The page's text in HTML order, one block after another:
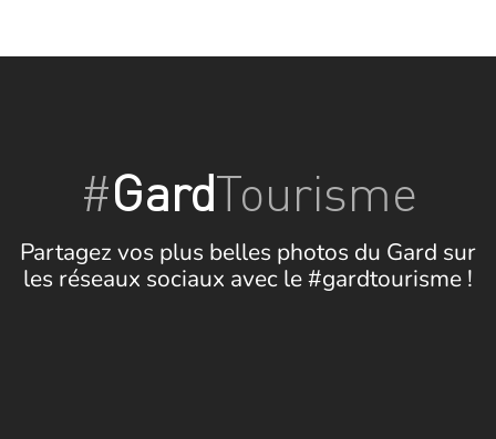
#GardTourisme
Partagez vos plus belles photos du Gard sur
les réseaux sociaux avec le #gardtourisme !